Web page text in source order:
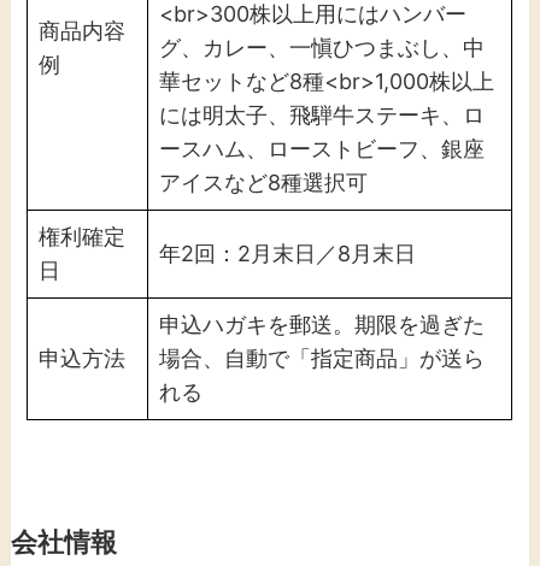
商品内容
例
<br>300株以上用にはハンバー
グ、カレー、一愼ひつまぶし、中
華セットなど8種<br>1,000株以上
には明太子、飛騨牛ステーキ、ロ
ースハム、ローストビーフ、銀座
アイスなど8種選択可
権利確定
日
年2回：2月末日／8月末日
申込方法
申込ハガキを郵送。期限を過ぎた
場合、自動で「指定商品」が送ら
れる
会社情報